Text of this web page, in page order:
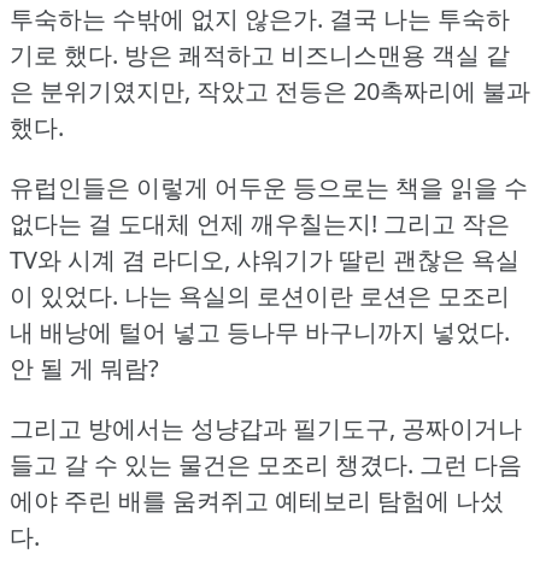
투숙하는 수밖에 없지 않은가. 결국 나는 투숙하
기로 했다. 방은 쾌적하고 비즈니스맨용 객실 같
은 분위기였지만, 작았고 전등은 20촉짜리에 불과
했다.
유럽인들은 이렇게 어두운 등으로는 책을 읽을 수
없다는 걸 도대체 언제 깨우칠는지! 그리고 작은
TV와 시계 겸 라디오, 샤워기가 딸린 괜찮은 욕실
이 있었다. 나는 욕실의 로션이란 로션은 모조리
내 배낭에 털어 넣고 등나무 바구니까지 넣었다.
안 될 게 뭐람?
그리고 방에서는 성냥갑과 필기도구, 공짜이거나
들고 갈 수 있는 물건은 모조리 챙겼다. 그런 다음
에야 주린 배를 움켜쥐고 예테보리 탐험에 나섰
다.